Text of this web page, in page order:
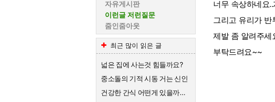
자유게시판
이런글 저런질문
줌인줌아웃
최근 많이 읽은 글
넓은 집에 사는것 힘들까요?
중소돌의 기적 시동 거는 신인
건강한 간식 어떤게 있을까요?
너무 속상하네요
그리고 유리가 반
제발 좀 알려주세
부탁드려요~~